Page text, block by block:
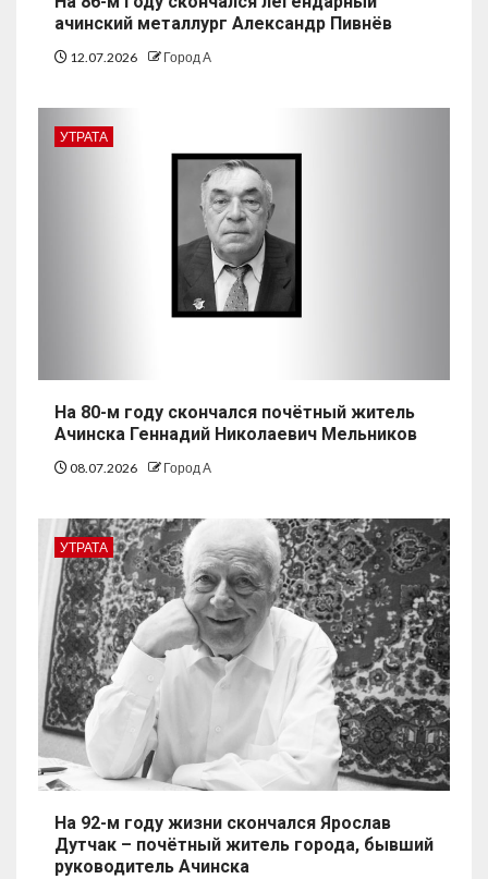
ачинский металлург Александр Пивнёв
12.07.2026 Город А
УТРАТА
На 80-м году скончался почётный житель
Ачинска Геннадий Николаевич Мельников
08.07.2026 Город А
УТРАТА
На 92-м году жизни скончался Ярослав
Дутчак – почётный житель города, бывший
руководитель Ачинска